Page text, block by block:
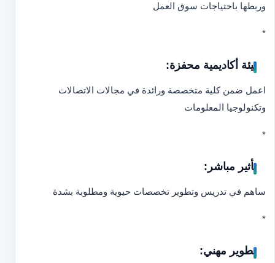
وربطها باحتياجات سوق العمل
*
بيئة أكاديمية محفزة:
اعمل ضمن كلية متخصصة ورائدة في مجالات الاتصالات
وتكنولوجيا المعلومات
*
تأثير مباشر:
ساهم في تدريس وتطوير تخصصات حيوية ومطلوبة بشدة
*
تطوير مهني: